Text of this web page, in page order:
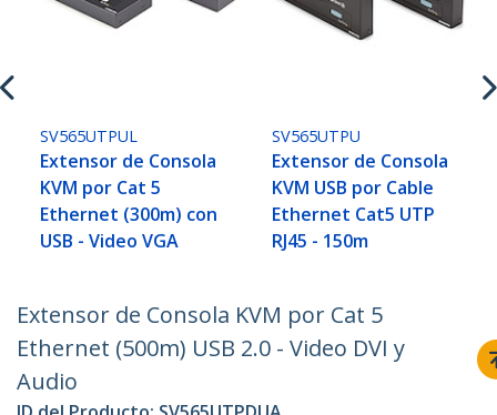
SV565UTPUL
Extensor de Consola
KVM por Cat 5
Ethernet (300m) con
USB - Video VGA
SV565UTPU
Extensor de Consola
KVM USB por Cable
Ethernet Cat5 UTP
RJ45 - 150m
Extensor de Consola KVM por Cat 5
Ethernet (500m) USB 2.0 - Video DVI y
Audio